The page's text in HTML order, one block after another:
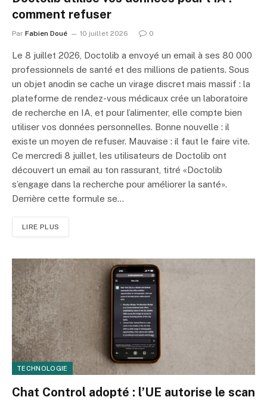
comment refuser
Par Fabien Doué 10 juillet 2026 0
Le 8 juillet 2026, Doctolib a envoyé un email à ses 80 000
professionnels de santé et des millions de patients. Sous
un objet anodin se cache un virage discret mais massif : la
plateforme de rendez-vous médicaux crée un laboratoire
de recherche en IA, et pour l’alimenter, elle compte bien
utiliser vos données personnelles. Bonne nouvelle : il
existe un moyen de refuser. Mauvaise : il faut le faire vite.
Ce mercredi 8 juillet, les utilisateurs de Doctolib ont
découvert un email au ton rassurant, titré «Doctolib
s’engage dans la recherche pour améliorer la santé».
Derrière cette formule se…
LIRE PLUS
TECHNOLOGIE
Chat Control adopté : l’UE autorise le scan